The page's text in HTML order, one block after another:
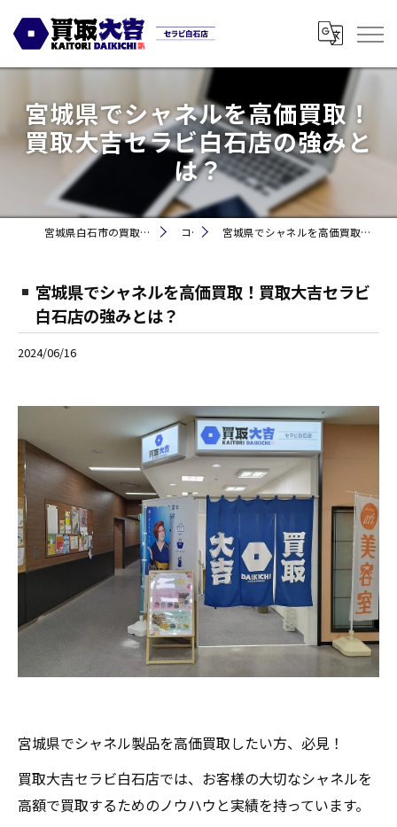
宮城県でシャネルを高価買取！
買取大吉セラビ白石店の強みと
は？
宮城県白石市の買取なら買取大吉セラビ白石店 コラム 宮城県でシャネルを高価買取！買取大吉セラビ白石店の強みとは？
宮城県でシャネルを高価買取！買取大吉セラビ
白石店の強みとは？
2024/06/16
宮城県でシャネル製品を高価買取したい方、必見！
買取大吉セラビ白石店では、お客様の大切なシャネルを
高額で買取するためのノウハウと実績を持っています。